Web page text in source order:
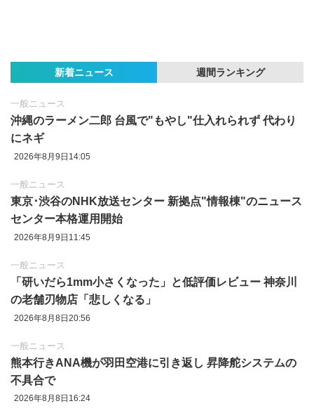
新着ニュース 週間ランキング
一般ニュース
沖縄のラーメン二郎 台風で"もやし"仕入れられず 代わり
にネギ
2026年8月9日14:05
一般ニュース
東京‪･‬渋谷のNHK放送センター 新拠点"情報棟"のニュース
センター本格運用開始
2026年8月9日11:45
一般ニュース
「研いだら1mm小さくなった」と低評価レビュー 神奈川
の老舗刃物店「悲しくなる」
2026年8月8日20:56
一般ニュース
熊本行きANA機が羽田空港に引き返し 昇降舵システムの
不具合で
2026年8月8日16:24